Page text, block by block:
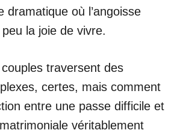
dramatique où l’angoisse
la joie de vivre.
traversent des
certes, mais comment
entre une passe difficile et
véritablement